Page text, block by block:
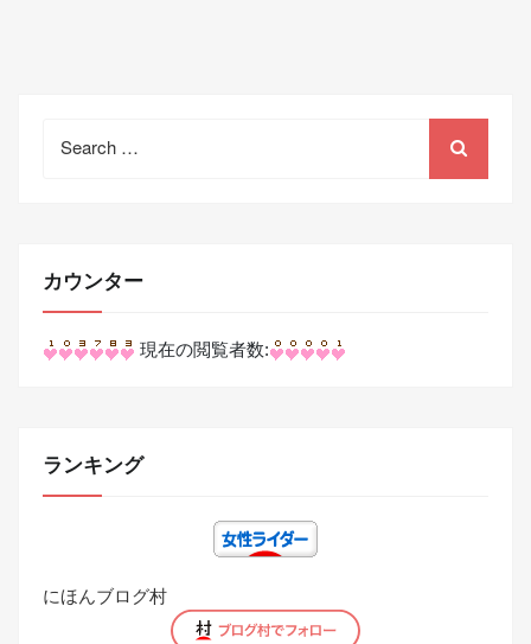
for:
カウンター
現在の閲覧者数:
ランキング
にほんブログ村